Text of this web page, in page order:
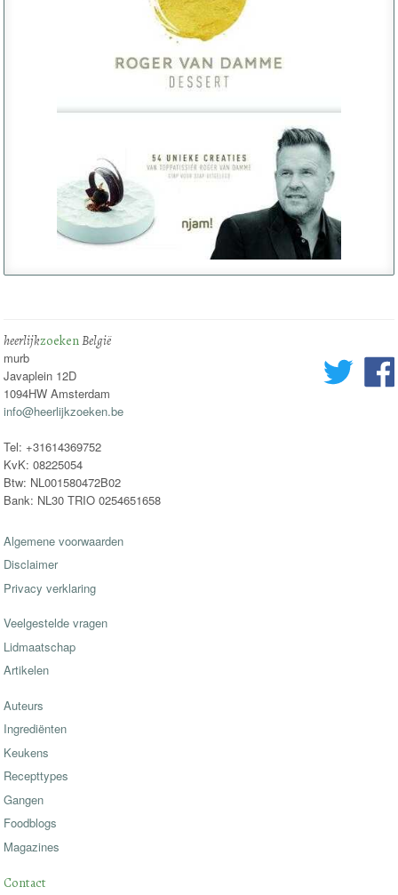
heerlijkzoekenBelgië
murb
Javaplein 12D
1094HW Amsterdam
info@heerlijkzoeken.be
Tel: +31614369752
KvK: 08225054
Btw: NL001580472B02
Bank: NL30 TRIO 0254651658
Algemene voorwaarden
Disclaimer
Privacy verklaring
Veelgestelde vragen
Lidmaatschap
Artikelen
Auteurs
Ingrediënten
Keukens
Recepttypes
Gangen
Foodblogs
Magazines
Contact